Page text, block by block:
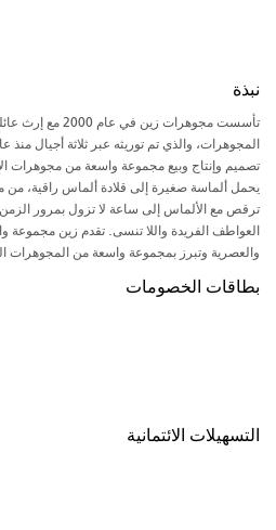
نبذة
تأسست مجوهرات
تصميم وإنتاج وبيع مجموعة واسعة من مجوهرات
يحمل ألماسة صغيرة إلى قلادة ألماس راقية،
ترقص مع الألماس إلى ساعة لا تزول بمرور
العواطف الفريدة واللا تنسى. تقدم زين مجموعة
والعصرية وتبرز بمجموعة واسعة من المجوهرات
بطاقات الخصومات
التسهيلات الائتمانية